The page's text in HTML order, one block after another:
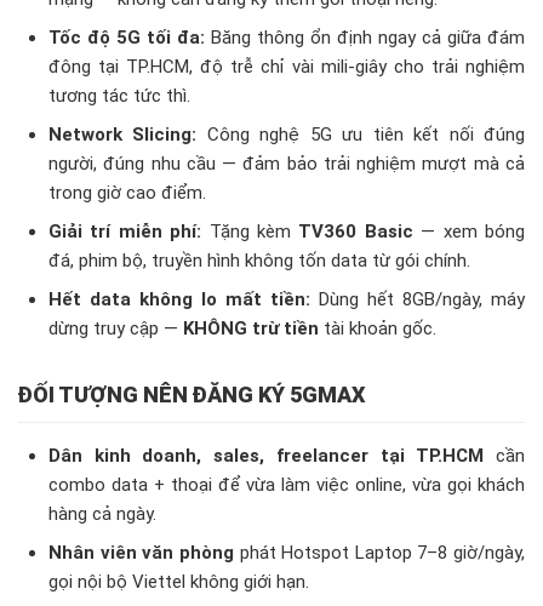
Tốc độ 5G tối đa: Băng thông ổn định ngay cả giữa đám
đông tại TP.HCM, độ trễ chỉ vài mili-giây cho trải nghiệm
tương tác tức thì.
Network Slicing: Công nghệ 5G ưu tiên kết nối đúng
người, đúng nhu cầu — đảm bảo trải nghiệm mượt mà cả
trong giờ cao điểm.
Giải trí miễn phí: Tặng kèm TV360 Basic — xem bóng
đá, phim bộ, truyền hình không tốn data từ gói chính.
Hết data không lo mất tiền: Dùng hết 8GB/ngày, máy
dừng truy cập — KHÔNG trừ tiền tài khoản gốc.
ĐỐI TƯỢNG NÊN ĐĂNG KÝ 5GMAX
Dân kinh doanh, sales, freelancer tại TP.HCM cần
combo data + thoại để vừa làm việc online, vừa gọi khách
hàng cả ngày.
Nhân viên văn phòng phát Hotspot Laptop 7–8 giờ/ngày,
gọi nội bộ Viettel không giới hạn.